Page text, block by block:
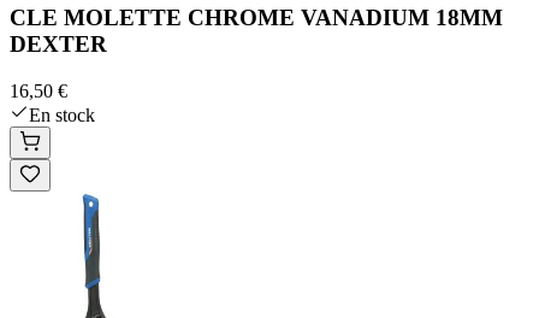
CLE MOLETTE CHROME VANADIUM 18MM
DEXTER
16,50 €
En stock